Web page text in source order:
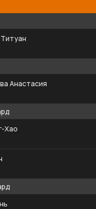
Анастасия
Хао